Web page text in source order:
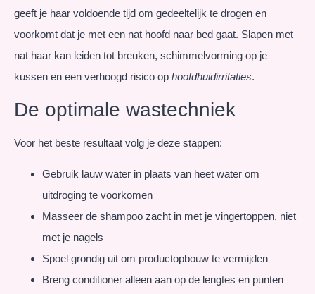
geeft je haar voldoende tijd om gedeeltelijk te drogen en
voorkomt dat je met een nat hoofd naar bed gaat. Slapen met
nat haar kan leiden tot breuken, schimmelvorming op je
kussen en een verhoogd risico op hoofdhuidirritaties.
De optimale wastechniek
Voor het beste resultaat volg je deze stappen:
Gebruik lauw water in plaats van heet water om
uitdroging te voorkomen
Masseer de shampoo zacht in met je vingertoppen, niet
met je nagels
Spoel grondig uit om productopbouw te vermijden
Breng conditioner alleen aan op de lengtes en punten